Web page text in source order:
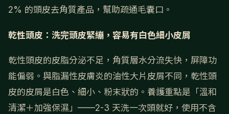
2% 的頭皮去角質產品，幫助疏通毛囊口。
乾性頭皮：洗完頭皮緊繃，容易有白色細小皮屑
乾性頭皮的皮脂分泌不足，角質層水分流失快，屏障功
能偏弱。與脂漏性皮膚炎的油性大片皮屑不同，乾性頭
皮的皮屑是白色、細小、粉末狀的。養護重點是「溫和
清潔＋加強保濕」——2-3 天洗一次頭就好，使用不含